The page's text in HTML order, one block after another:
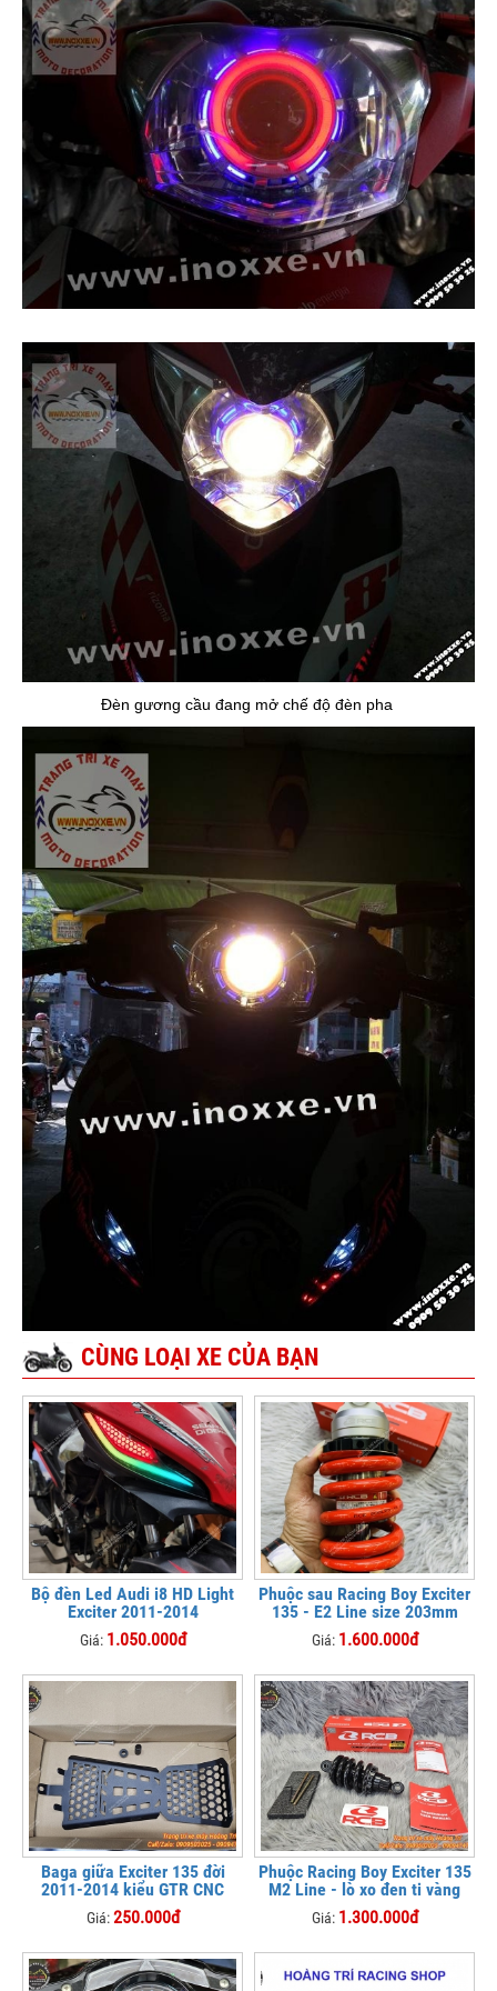
Đèn gương cầu đang mở chế độ đèn pha
CÙNG LOẠI XE CỦA BẠN
Bộ đèn Led Audi i8 HD Light
Exciter 2011-2014
Giá: 1.050.000đ
Phuộc sau Racing Boy Exciter
135 - E2 Line size 203mm
Giá: 1.600.000đ
Baga giữa Exciter 135 đời
2011-2014 kiểu GTR CNC
Giá:250.000đ
Phuộc Racing Boy Exciter 135
M2 Line - lò xo đen ti vàng
Giá: 1.300.000đ